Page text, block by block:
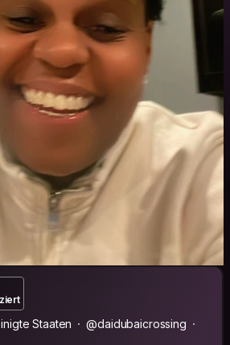
Staaten
@daidubaicrossing